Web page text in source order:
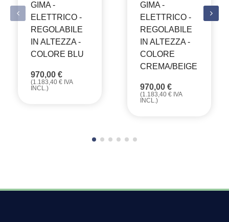
GIMA -
ELETTRICO -
REGOLABILE
IN ALTEZZA -
COLORE BLU
970,00 €
(1.183,40 € IVA
INCL.)
GIMA -
ELETTRICO -
REGOLABILE
IN ALTEZZA -
COLORE
CREMA/BEIGE
970,00 €
(1.183,40 € IVA
INCL.)